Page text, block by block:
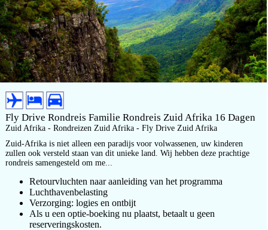
Fly Drive Rondreis Familie Rondreis Zuid Afrika 16 Dagen
Zuid Afrika - Rondreizen Zuid Afrika - Fly Drive Zuid Afrika
Zuid-Afrika is niet alleen een paradijs voor volwassenen, uw kinderen
zullen ook versteld staan van dit unieke land. Wij hebben deze prachtige
rondreis samengesteld om me...
Retourvluchten naar aanleiding van het programma
Luchthavenbelasting
Verzorging: logies en ontbijt
Als u een optie-boeking nu plaatst, betaalt u geen
reserveringskosten.